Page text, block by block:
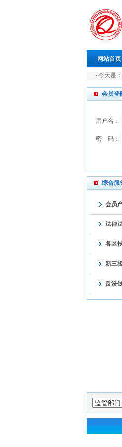
网站首页
今天是：
会员登
用户名：
密 码：
综合服
会员
法律
各区
新三
反洗